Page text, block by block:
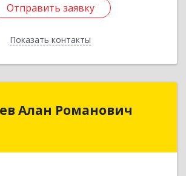
Отправить заявку
Показать контакты
Отправить заявку
Назад
Алан Романович